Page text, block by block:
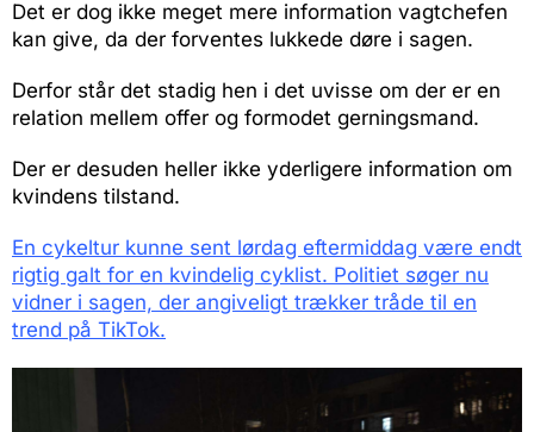
Det er dog ikke meget mere information vagtchefen
kan give, da der forventes lukkede døre i sagen.
Derfor står det stadig hen i det uvisse om der er en
relation mellem offer og formodet gerningsmand.
Der er desuden heller ikke yderligere information om
kvindens tilstand.
En cykeltur kunne sent lørdag eftermiddag være endt
rigtig galt for en kvindelig cyklist. Politiet søger nu
vidner i sagen, der angiveligt trækker tråde til en
trend på TikTok.